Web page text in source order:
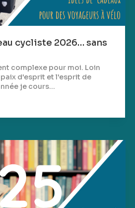
cycliste 2026… sans
complexe pour moi. Loin
d'esprit et l'esprit de
je cours...